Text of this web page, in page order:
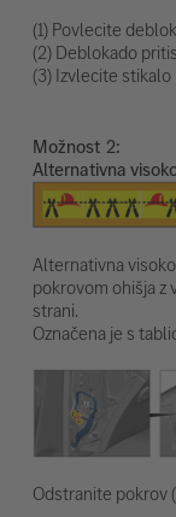
(1) Povlecite
(2) Deblokado
(3) Izvlecite stikalo
Možnost
Alternativna
Alternativna
pokrovom ohišja z
strani.
Označena je s
Odstranite pokrov